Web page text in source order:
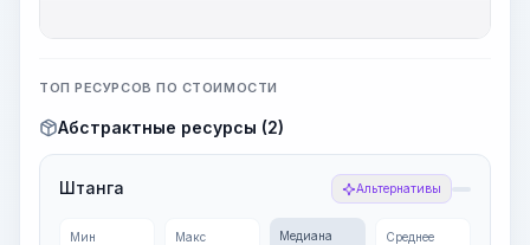
ТОП РЕСУРСОВ ПО СТОИМОСТИ
Абстрактные ресурсы (2)
Штанга Альтернативы
Мин Макс Медиана Среднее